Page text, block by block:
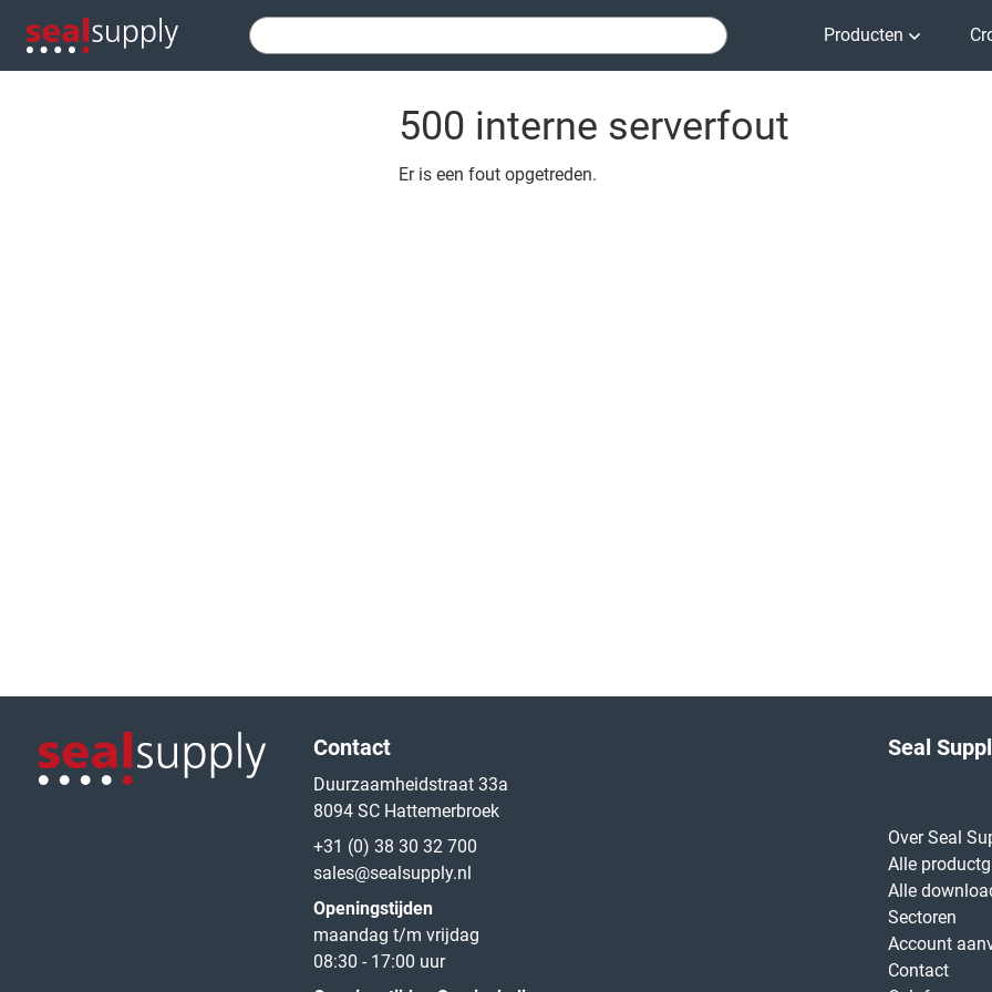
Producten
500 interne serverfout
Er is een fout opgetreden.
Contact
Duurzaamheidstraat 33a
8094 SC Hattemerbroek
+31 (0) 38 30 32 700
sales@sealsupply.nl
Openingstijden
maandag t/m vrijdag
08:30 - 17:00 uur
Seal
Over Seal
Alle
Alle
Sectoren
Account
Contact
Logo van de website